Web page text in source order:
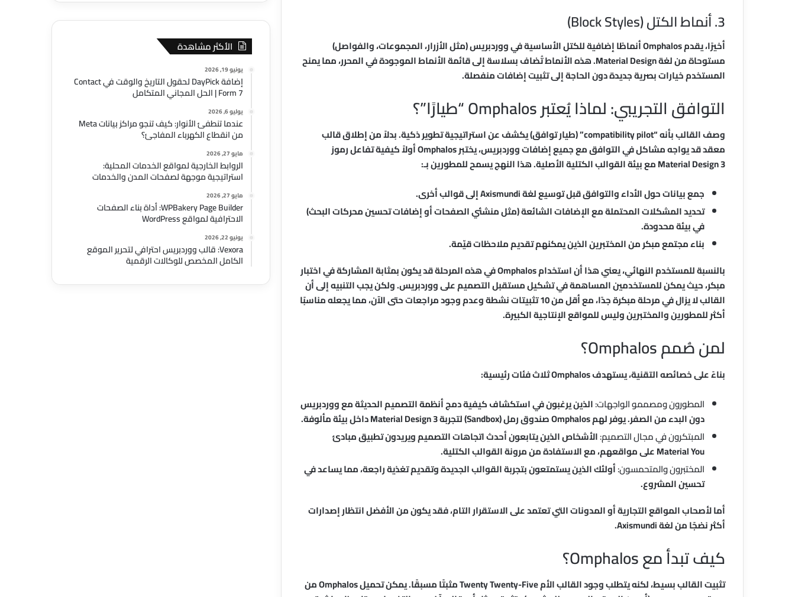
3. أنماط الكتل (Block Styles)
أخيرًا، يقدم Omphalos أنماطًا إضافية للكتل الأساسية في ووردبريس (مثل الأزرار، المجموعات، والفواصل)
مستوحاة من لغة Material Design. هذه الأنماط تُضاف بسلاسة إلى قائمة الأنماط الموجودة في المحرر، مما يمنح
المستخدم خيارات بصرية جديدة دون الحاجة إلى تثبيت إضافات منفصلة.
التوافق التجريبي: لماذا يُعتبر Omphalos “طيارًا”؟
وصف القالب بأنه “compatibility pilot” (طيار توافق) يكشف عن استراتيجية تطوير ذكية. بدلاً من إطلاق قالب
معقد قد يواجه مشاكل في التوافق مع جميع إضافات ووردبريس، يختبر Omphalos أولاً كيفية تفاعل رموز
Material Design 3 مع بيئة القوالب الكتلية الأصلية. هذا النهج يسمح للمطورين بـ:
جمع بيانات حول الأداء والتوافق قبل توسيع لغة Axismundi إلى قوالب أخرى.
تحديد المشكلات المحتملة مع الإضافات الشائعة (مثل منشئي الصفحات أو إضافات تحسين محركات البحث)
في بيئة محدودة.
بناء مجتمع مبكر من المختبرين الذين يمكنهم تقديم ملاحظات قيّمة.
بالنسبة للمستخدم النهائي، يعني هذا أن استخدام Omphalos في هذه المرحلة قد يكون بمثابة المشاركة في اختبار
مبكر، حيث يمكن للمستخدمين المساهمة في تشكيل مستقبل التصميم على ووردبريس. ولكن يجب التنبيه إلى أن
القالب لا يزال في مرحلة مبكرة جدًا، مع أقل من 10 تثبيتات نشطة وعدم وجود مراجعات حتى الآن، مما يجعله مناسبًا
أكثر للمطورين والمختبرين وليس للمواقع الإنتاجية الكبيرة.
لمن صُمم Omphalos؟
بناءً على خصائصه التقنية، يستهدف Omphalos ثلاث فئات رئيسية:
المطورون ومصممو الواجهات:الذين يرغبون في استكشاف كيفية دمج أنظمة التصميم الحديثة مع ووردبريس
دون البدء من الصفر. يوفر لهم Omphalos صندوق رمل (Sandbox) لتجربة Material Design 3 داخل بيئة مألوفة.
المبتكرون في مجال التصميم:الأشخاص الذين يتابعون أحدث اتجاهات التصميم ويريدون تطبيق مبادئ
Material You على مواقعهم، مع الاستفادة من مرونة القوالب الكتلية.
المختبرون والمتحمسون:أولئك الذين يستمتعون بتجربة القوالب الجديدة وتقديم تغذية راجعة، مما يساعد في
تحسين المشروع.
أما لأصحاب المواقع التجارية أو المدونات التي تعتمد على الاستقرار التام، فقد يكون من الأفضل انتظار إصدارات
أكثر نضجًا من لغة Axismundi.
كيف تبدأ مع Omphalos؟
تثبيت القالب بسيط، لكنه يتطلب وجود القالب الأم Twenty Twenty-Five مثبتًا مسبقًا. يمكن تحميل Omphalos من
الأكثر مشاهدة
يونيو 19, 2026
إضافة DayPick لحقول التاريخ والوقت في Contact
Form 7 | الحل المجاني المتكامل
يوليو 6, 2026
عندما تنطفئ الأنوار: كيف تنجو مراكز بيانات Meta
من انقطاع الكهرباء المفاجئ؟
مايو 27, 2026
الروابط الخارجية لمواقع الخدمات المحلية:
استراتيجية موجهة لصفحات المدن والخدمات
مايو 27, 2026
WPBakery Page Builder: أداة بناء الصفحات
الاحترافية لمواقع WordPress
يونيو 22, 2026
Vexora: قالب ووردبريس احترافي لتحرير الموقع
الكامل المخصص للوكالات الرقمية